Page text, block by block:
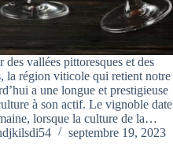
vallées pittoresques et des
la région viticole qui retient notre
a une longue et prestigieuse
à son actif. Le vignoble date
lorsque la culture de la…
septembre 19, 2023